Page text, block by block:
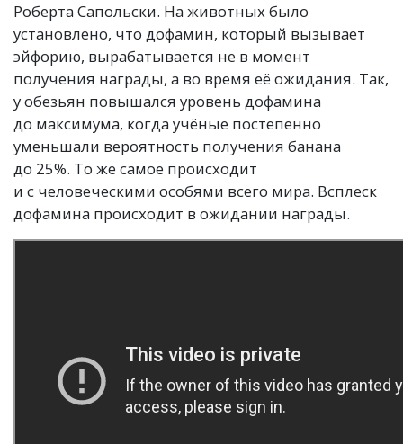
Роберта Сапольски. На животных было
установлено, что дофамин, который вызывает
эйфорию, вырабатывается не в момент
получения награды, а во время её ожидания. Так,
у обезьян повышался уровень дофамина
до максимума, когда учёные постепенно
уменьшали вероятность получения банана
до 25%. То же самое происходит
и с человеческими особями всего мира. Всплеск
дофамина происходит в ожидании награды.